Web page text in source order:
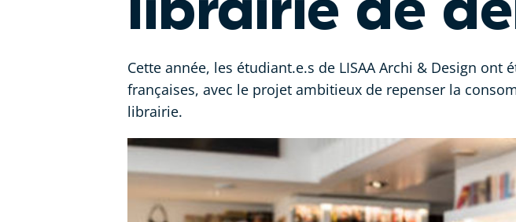
Cette année, les étudiant.e.s de LISAA Archi & Design
françaises, avec le projet ambitieux de repenser la
librairie.